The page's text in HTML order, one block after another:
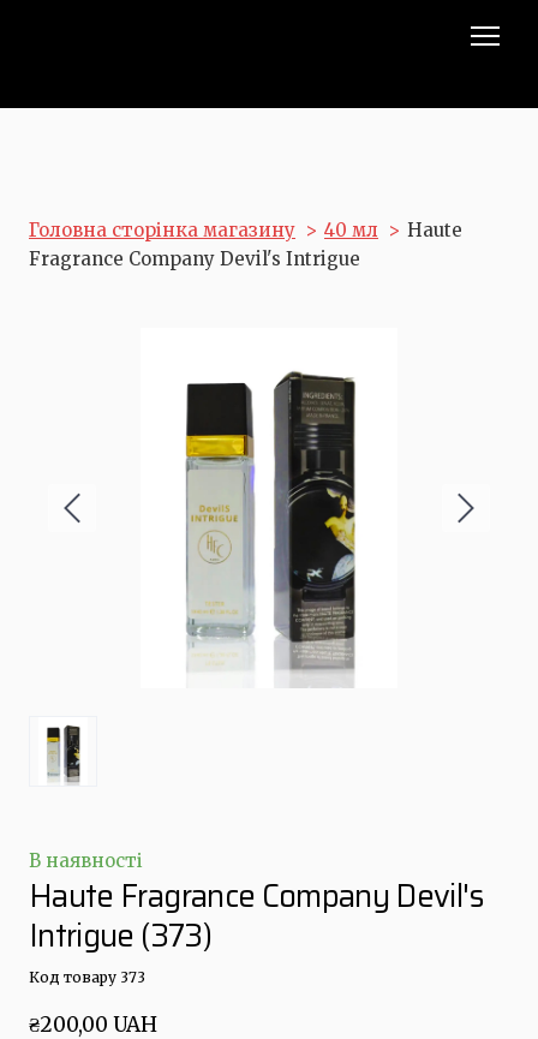
Головна сторінка магазину 40 мл
Haute
Fragrance Company Devil's Intrigue
В наявності
Haute Fragrance Company Devil's
Intrigue (373)
Код товару 373
₴200,00 UAH